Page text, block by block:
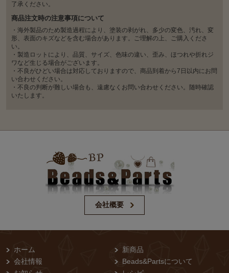
了承ください。
商品注文時の注意事項について
・海外製品のため製造過程により、塗装の剥がれ、多少の変色、汚れ、変
形、表面のキズなどを含む場合があります。ご理解の上、ご購入くださ
い。
・製造ロットにより、品質、サイズ、色味の違い、歪み、ほつれや折れジ
ワなど生じる場合がございます。
・不良がひどい場合は対応しておりますので、商品到着から7日以内にお問
い合わせください。
・不良の判断が難しい場合も、遠慮なくお問い合わせください。随時確認
いたします。
会社概要
ホーム
会社情報
新商品
Beads&Partsについて